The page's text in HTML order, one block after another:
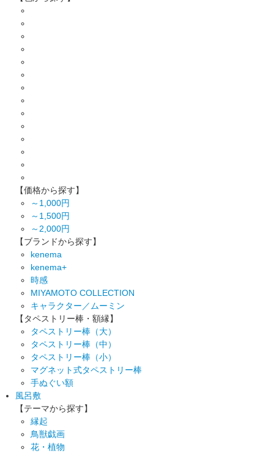
【価格から探す】
～1,000円
～1,500円
～2,000円
【ブランドから探す】
kenema
kenema+
時感
MIYAMOTO COLLECTION
キャラクター／ムーミン
【タペストリー棒・額縁】
タペストリー棒（大）
タペストリー棒（中）
タペストリー棒（小）
マグネット式タペストリー棒
手ぬぐい額
風呂敷
【テーマから探す】
縁起
鳥獣戯画
花・植物